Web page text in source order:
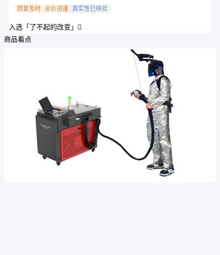
回复及时 出价迅速 真实性已核验
入选「了不起的改变」
商品看点